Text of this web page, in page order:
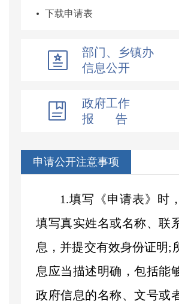
下载申请表
部门、乡镇办
信息公开
政府工作
报 告
申请公开注意事项
1.填写《申请表》时
填写真实姓名或名称、联
息，并提交有效身份证明;
息应当描述明确，包括能
政府信息的名称、文号或